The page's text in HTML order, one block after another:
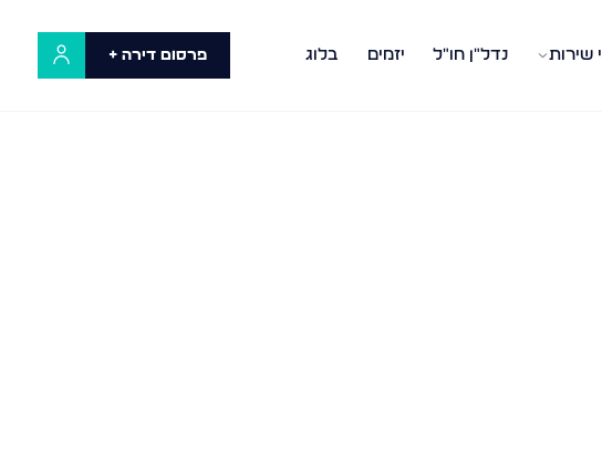
שירות נדל"ן חו"ל יזמים בלוג פרסום דירה +